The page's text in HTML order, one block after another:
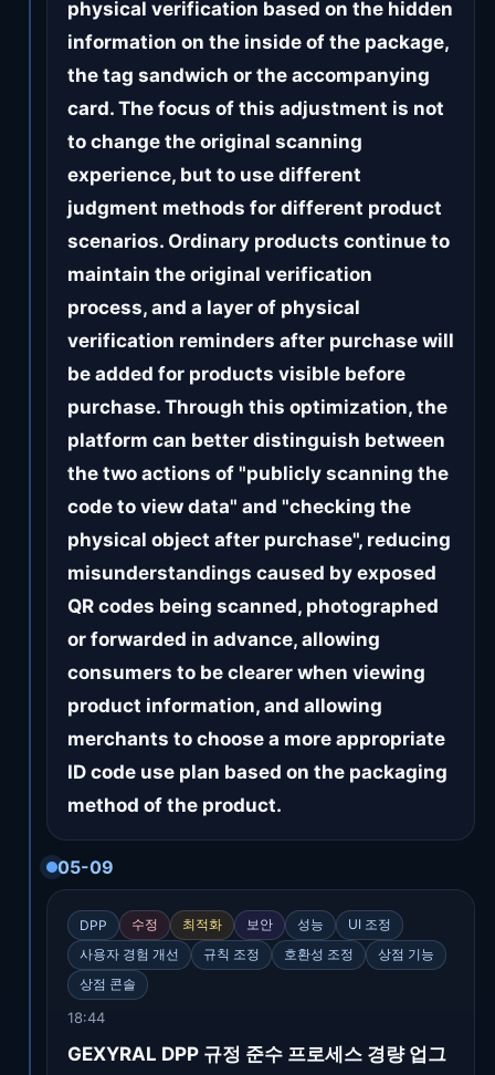
physical verification based on the hidden
information on the inside of the package,
the tag sandwich or the accompanying
card. The focus of this adjustment is not
to change the original scanning
experience, but to use different
judgment methods for different product
scenarios. Ordinary products continue to
maintain the original verification
process, and a layer of physical
verification reminders after purchase will
be added for products visible before
purchase. Through this optimization, the
platform can better distinguish between
the two actions of "publicly scanning the
code to view data" and "checking the
physical object after purchase", reducing
misunderstandings caused by exposed
QR codes being scanned, photographed
or forwarded in advance, allowing
consumers to be clearer when viewing
product information, and allowing
merchants to choose a more appropriate
ID code use plan based on the packaging
method of the product.
05-09
DPP 수정 최적화 보안 성능
UI 조정
사용자 경험 개선
규칙 조정 호환성 조정
상점 기능
상점 콘솔
18:44
GEXYRAL DPP 규정 준수 프로세스 경량 업그